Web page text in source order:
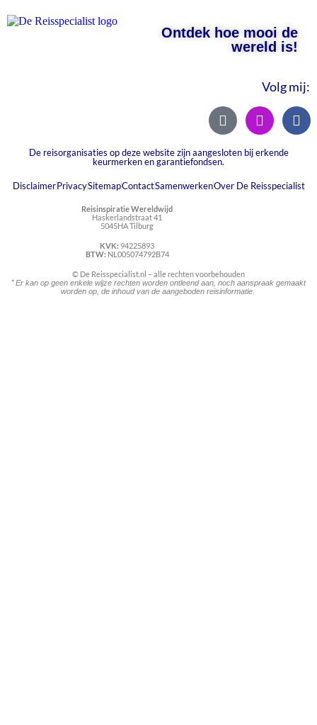
Ontdek hoe mooi de
wereld is!
Volg mij:
De reisorganisaties op deze website zijn aangesloten bij erkende
keurmerken en garantiefondsen.
DisclaimerPrivacySitemapContactSamenwerkenOver De Reisspecialist
Reisinspiratie Wereldwijd
Haskerlandstraat 41
5045HA Tilburg
KVK: 94225893
BTW: NL005074792B74
© De Reisspecialist.nl – alle rechten voorbehouden
*Er kan op geen enkele wijze rechten worden ontleend aan, noch aanspraak gemaakt
worden op, de inhoud van de aangeboden reisinformatie.